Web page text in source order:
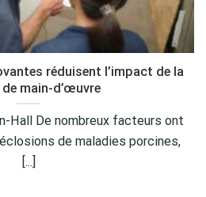
réduisent l’impact de la
de main-d’œuvre
Hall De nombreux facteurs ont
de maladies porcines,
[...]